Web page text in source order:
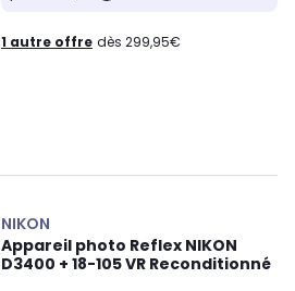
1 autre offre dès 299,95€
NIKON
Appareil photo Reflex NIKON
D3400 + 18-105 VR Reconditionné